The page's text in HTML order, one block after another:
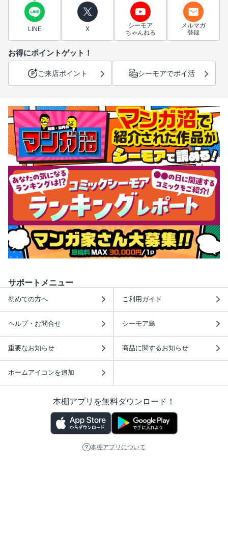
LINE X
シーモア
ちゃんねる
メルマガ
登録
お得にポイントゲット！
ご来店ポイント シーモアでポイ活
サポートメニュー
初めての方へ ご利用ガイド
ヘルプ・お問合せ シーモア島
重要なお知らせ 商品に関するお知らせ
ホームアイコンを追加
本棚アプリを無料ダウンロード！
本棚アプリについて